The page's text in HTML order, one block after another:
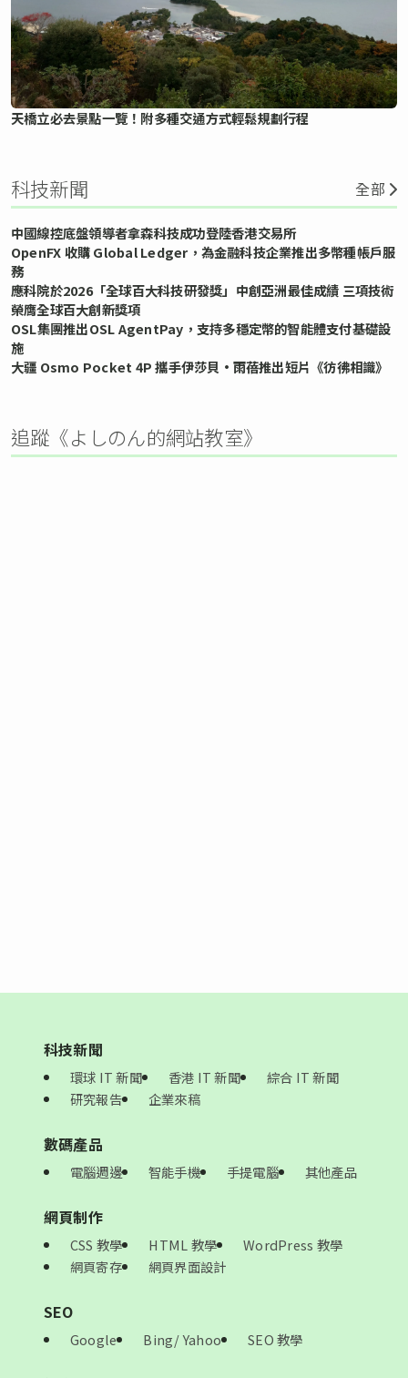
天橋立必去景點一覽！附多種交通方式輕鬆規劃行程
科技新聞 全部
中國線控底盤領導者拿森科技成功登陸香港交易所
OpenFX 收購 Global Ledger，為金融科技企業推出多幣種帳戶服
務
應科院於2026「全球百大科技研發獎」中創亞洲最佳成績 三項技術
榮膺全球百大創新獎項
OSL集團推出OSL AgentPay，支持多穩定幣的智能體支付基礎設
施
大疆 Osmo Pocket 4P 攜手伊莎貝•雨蓓推出短片《彷彿相識》
追蹤《よしのん的網站教室》
科技新聞
環球 IT 新聞 香港 IT 新聞
綜合 IT 新聞
研究報告
企業來稿
數碼產品
電腦週邊 智能手機 手提電腦 其他產品
網頁制作
CSS 教學 HTML 教學
WordPress 教學
網頁寄存
網頁界面設計
SEO
Google Bing/ Yahoo SEO 教學